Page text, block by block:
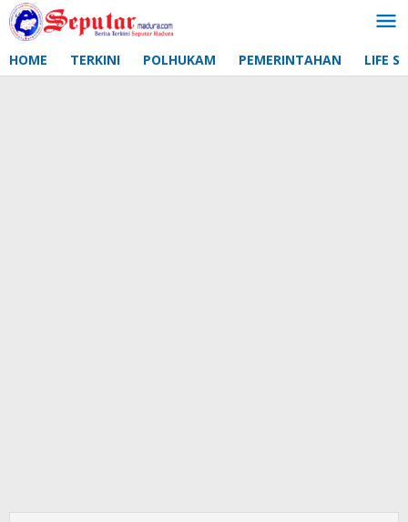
Lewati
ke
HOME TERKINI POLHUKAM PEMERINTAHAN LIFE